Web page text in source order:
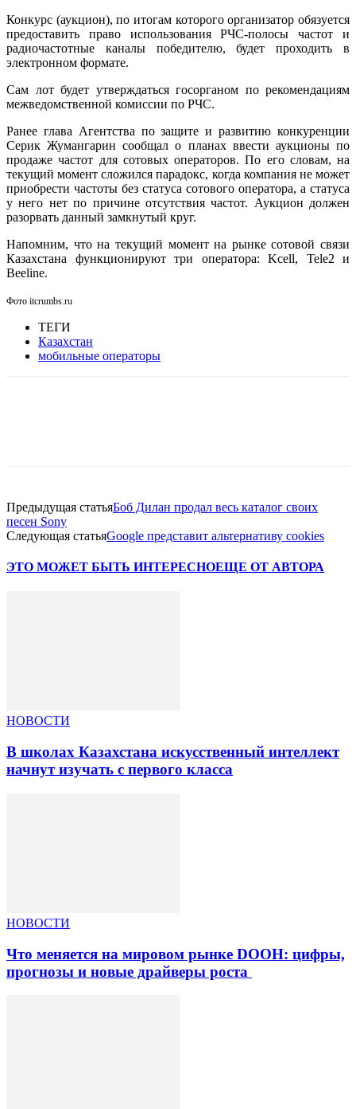
Конкурс (аукцион),по итогам которого организатор обязуется
предоставить право использования РЧС-полосы частот и
радиочастотные каналы победителю, будет проходить в
электронном формате.
Сам лот будет утверждаться госорганом по рекомендациям
межведомственной комиссии по РЧС.
Ранее глава Агентства по защите и развитию конкуренции
Серик Жумангарин сообщал о планах ввести аукционы по
продаже частот для сотовых операторов. По его словам, на
текущий момент сложился парадокс, когда компания не может
приобрести частоты без статуса сотового оператора, а статуса
у него нет по причине отсутствия частот. Аукцион должен
разорвать данный замкнутый круг.
Напомним, что на текущий момент на рынке сотовой связи
Казахстана функционируют три оператора: Kcell, Tele2 и
Beeline.
Фото itcrumbs.ru
ТЕГИ
Казахстан
мобильные операторы
Предыдущая статьяБоб Дилан продал весь каталог своих
песен Sony
Следующая статьяGoogle представит альтернативу cookies
ЭТО МОЖЕТ БЫТЬ ИНТЕРЕСНОЕЩЕ ОТ АВТОРА
НОВОСТИ
В школах Казахстана искусственный интеллект
начнут изучать с первого класса
НОВОСТИ
Что меняется на мировом рынке DOOH: цифры,
прогнозы и новые драйверы роста